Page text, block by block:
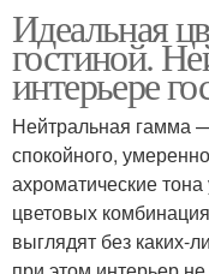
Идеальная
гостиной.
интерьере
Нейтральная гамма
спокойного,
ахроматические
цветовых
выглядят без каких-